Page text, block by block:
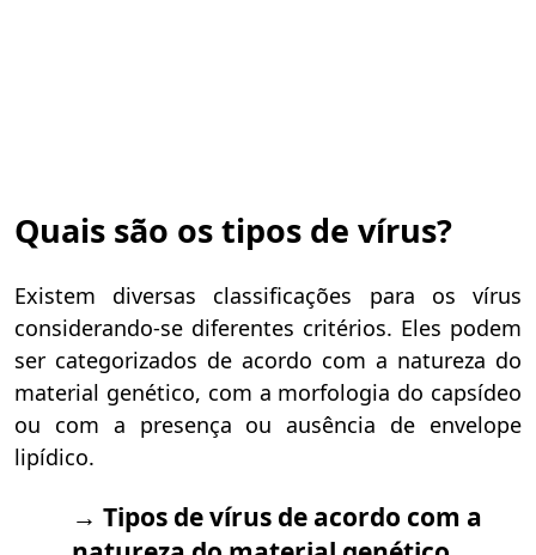
Quais são os tipos de vírus?
Existem diversas classificações para os vírus
considerando-se diferentes critérios. Eles podem
ser categorizados de acordo com a natureza do
material genético, com a morfologia do capsídeo
ou com a presença ou ausência de envelope
lipídico.
→ Tipos de vírus de acordo com a